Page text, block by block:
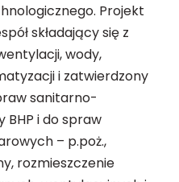
Projekt
składający się z
wody,
i zatwierdzony
sanitarno-
BHP i do spraw
– p.poż.,
rozmieszczenie